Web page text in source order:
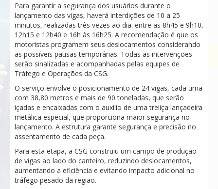
Para garantir a segurança dos usuários durante o
lançamento das vigas, haverá interdições de 10 a 25
minutos, realizadas três vezes ao dia: entre as 8h45 e 9h10,
12h15 e 12h40 e 16h às 16h25. A recomendação é que os
motoristas programem seus deslocamentos considerando
as possíveis pausas temporárias. Todas as intervenções
serão sinalizadas e acompanhadas pelas equipes de
Tráfego e Operações da CSG.
O serviço envolve o posicionamento de 24 vigas, cada uma
com 38,80 metros e mais de 90 toneladas, que serão
içadas e encaixadas com o auxílio de uma treliça lançadeira
metálica especial, que proporciona maior segurança no
lançamento. A estrutura garante segurança e precisão no
assentamento de cada peça.
Para esta etapa, a CSG construiu um campo de produção
de vigas ao lado do canteiro, reduzindo deslocamentos,
aumentando a eficiência e evitando impacto adicional no
tráfego pesado da região.